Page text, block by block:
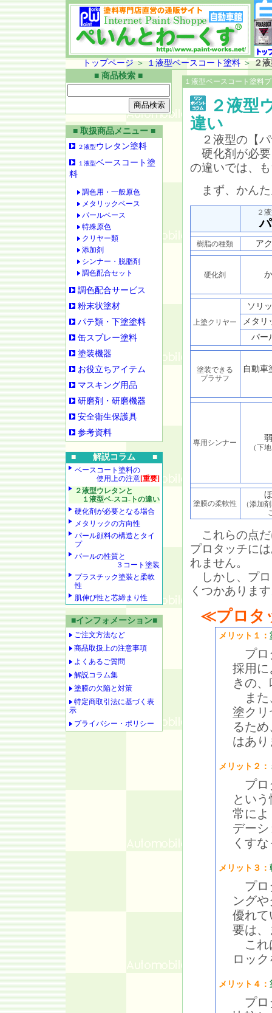
トップページ ＞ １液型ベースコート塗料＞
２
■ 商品検索 ■
■ 取扱商品メニュー ■
２液型ウレタン塗料
１液型ベースコート塗
料
調色用・一般原色
メタリックベース
パールベース
特殊原色
クリヤー類
添加剤
シンナー・脱脂剤
調色配合セット
調色配合サービス
粉末状塗材
パテ類・下塗塗料
缶スプレー塗料
塗装機器
お役立ちアイテム
マスキング用品
研磨剤・研磨機器
安全衛生保護具
参考資料
■ 解説コラム ■
ベースコート塗料の
使用上の注意[重要]
２液型ウレタンと
１液型ベ-スコ-トの違い
硬化剤が必要となる場合
メタリックの方向性
パール顔料の構造とタイ
プ
パールの性質と
３コート塗装
プラスチック塗装と柔軟
性
肌伸び性と芯締まり性
■インフォメーション■
ご注文方法など
商品取扱上の注意事項
よくあるご質問
解説コラム集
塗膜の欠陥と対策
特定商取引法に基づく表
示
プライバシー・ポリシー
１液型ベースコート塗料
２液型
違い
２液型の【パ
硬化剤が必要
の違いでは、
まず、かんた
２
樹脂の種類 ア
硬化剤
上塗クリヤー
ソリ
メタリ
パー
塗装できる
プラサフ
自動車
専用シンナー
（下
塗膜の柔軟性
（添加
これらの点だ
プロタッチに
れません。
しかし、プロ
くつかありま
≪プロタ
メリット１：
プロ
採用に
きの
また
塗クリ
るた
はあ
メリット２：
プロ
とい
常によ
デー
くす
メリット３：
プロ
ング
優れて
要は、
これ
ロッ
メリット４：
プロ